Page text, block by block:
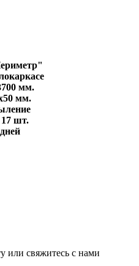
мм.
мм.
17 шт.
или свяжитесь с нами